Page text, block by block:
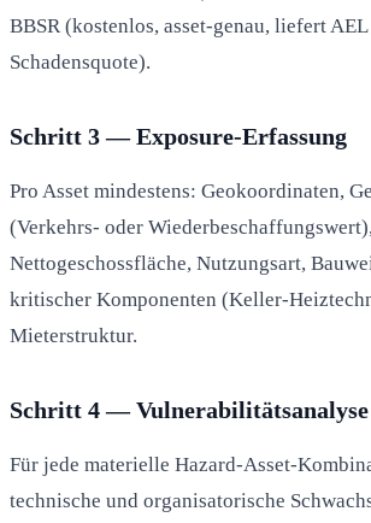
BBSR (kostenlos, asset-genau, liefert
Schadensquote).
Schritt 3 — Exposure-Erfassung
Pro Asset mindestens: Geokoordinaten,
(Verkehrs- oder
Nettogeschossfläche, Nutzungsart,
kritischer Komponenten (Keller-
Mieterstruktur.
Schritt 4 — Vulnerabilitätsanalyse
Für jede materielle Hazard-Asset-
technische und organisatorische